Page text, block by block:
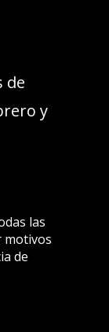
de
y
las
motivos
de